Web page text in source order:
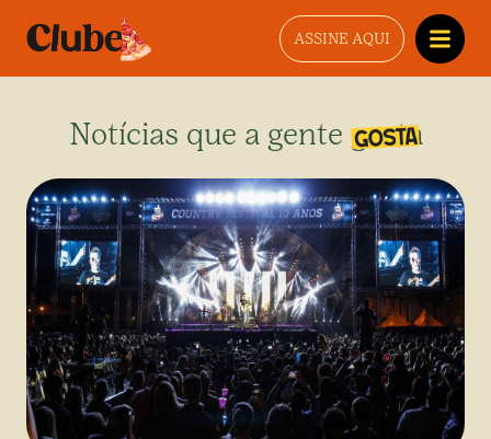
ASSINE AQUI
Notícias que a gente gosta